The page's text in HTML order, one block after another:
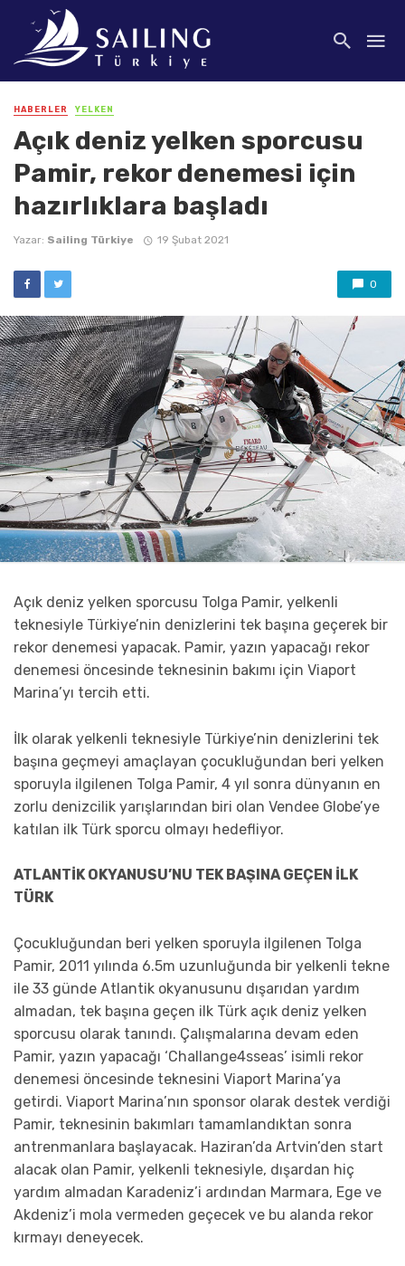
HABERLER YELKEN
Açık deniz yelken sporcusu
Pamir, rekor denemesi için
hazırlıklara başladı
Yazar: Sailing Türkiye 19 Şubat 2021
0
Açık deniz yelken sporcusu Tolga Pamir, yelkenli
teknesiyle Türkiye’nin denizlerini tek başına geçerek bir
rekor denemesi yapacak. Pamir, yazın yapacağı rekor
denemesi öncesinde teknesinin bakımı için Viaport
Marina’yı tercih etti.
İlk olarak yelkenli teknesiyle Türkiye’nin denizlerini tek
başına geçmeyi amaçlayan çocukluğundan beri yelken
sporuyla ilgilenen Tolga Pamir, 4 yıl sonra dünyanın en
zorlu denizcilik yarışlarından biri olan Vendee Globe’ye
katılan ilk Türk sporcu olmayı hedefliyor.
ATLANTİK OKYANUSU’NU TEK BAŞINA GEÇEN İLK
TÜRK
Çocukluğundan beri yelken sporuyla ilgilenen Tolga
Pamir, 2011 yılında 6.5m uzunluğunda bir yelkenli tekne
ile 33 günde Atlantik okyanusunu dışarıdan yardım
almadan, tek başına geçen ilk Türk açık deniz yelken
sporcusu olarak tanındı. Çalışmalarına devam eden
Pamir, yazın yapacağı ‘Challange4sseas’ isimli rekor
denemesi öncesinde teknesini Viaport Marina’ya
getirdi. Viaport Marina’nın sponsor olarak destek verdiği
Pamir, teknesinin bakımları tamamlandıktan sonra
antrenmanlara başlayacak. Haziran’da Artvin’den start
alacak olan Pamir, yelkenli teknesiyle, dışardan hiç
yardım almadan Karadeniz’i ardından Marmara, Ege ve
Akdeniz’i mola vermeden geçecek ve bu alanda rekor
kırmayı deneyecek.